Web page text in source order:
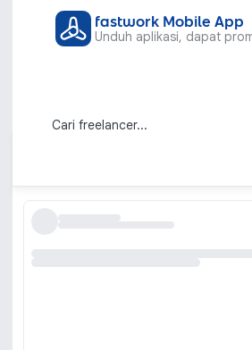
fastwork Mobile App
Unduh aplikasi, dapat
(Konsultasi Self